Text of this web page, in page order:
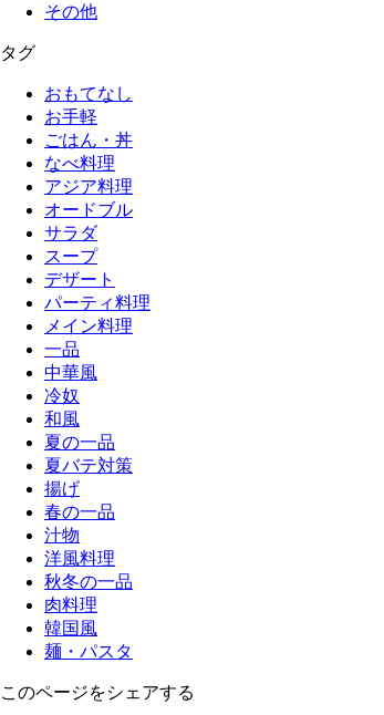
その他
タグ
おもてなし
お手軽
ごはん・丼
なべ料理
アジア料理
オードブル
サラダ
スープ
デザート
パーティ料理
メイン料理
一品
中華風
冷奴
和風
夏の一品
夏バテ対策
揚げ
春の一品
汁物
洋風料理
秋冬の一品
肉料理
韓国風
麺・パスタ
このページをシェアする